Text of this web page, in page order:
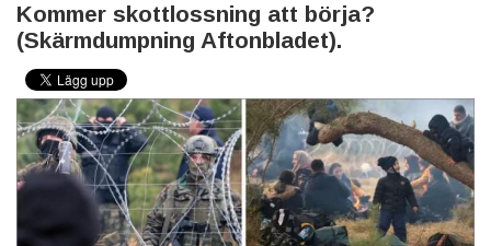
Kommer skottlossning att börja?
(Skärmdumpning Aftonbladet).